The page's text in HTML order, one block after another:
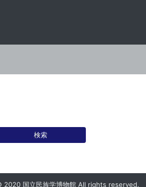
検索
2020 国立民族学博物館 All rights reserved.